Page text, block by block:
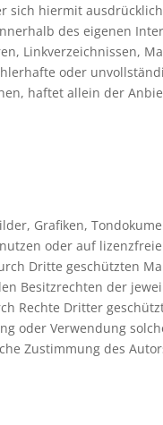
hiermit
des eigenen
Linkverzeichnissen,
oder
haftet allein der
Grafiken,
oder auf
Dritte geschützten
Besitzrechten der
Rechte Dritter
oder Verwendung
Zustimmung des